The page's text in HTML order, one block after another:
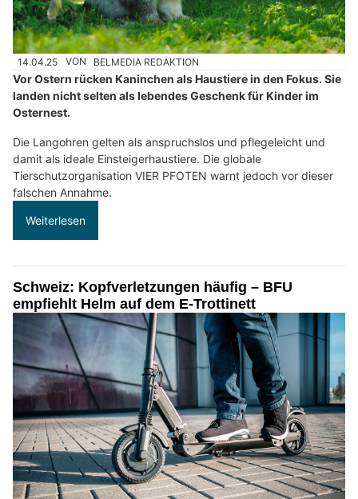
14.04.25 VON BELMEDIA REDAKTION
Vor Ostern rücken Kaninchen als Haustiere in den Fokus. Sie
landen nicht selten als lebendes Geschenk für Kinder im
Osternest.
Die Langohren gelten als anspruchslos und pflegeleicht und
damit als ideale Einsteigerhaustiere. Die globale
Tierschutzorganisation VIER PFOTEN warnt jedoch vor dieser
falschen Annahme.
Weiterlesen
Schweiz: Kopfverletzungen häufig – BFU
empfiehlt Helm auf dem E-Trottinett